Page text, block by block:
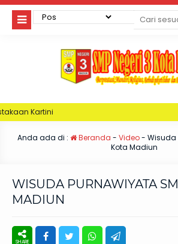
Anda ada di : Beranda - Video- Wisuda
Kota Madiun
WISUDA PURNAWIYATA
MADIUN